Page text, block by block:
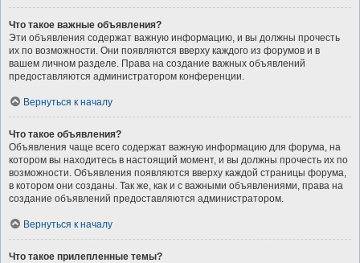
Что такое важные объявления?
Эти объявления содержат важную информацию, и вы должны прочесть
их по возможности. Они появляются вверху каждого из форумов и в
вашем личном разделе. Права на создание важных объявлений
предоставляются администратором конференции.
Вернуться к началу
Что такое объявления?
Объявления чаще всего содержат важную информацию для форума, на
котором вы находитесь в настоящий момент, и вы должны прочесть их по
возможности. Объявления появляются вверху каждой страницы форума,
в котором они созданы. Так же, как и с важными объявлениями, права на
создание объявлений предоставляются администратором.
Вернуться к началу
Что такое прилепленные темы?